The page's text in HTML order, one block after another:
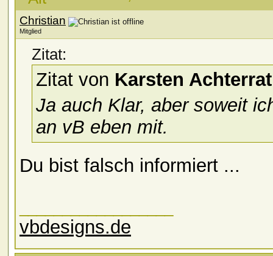
Christian
Mitglied
Zitat:
Zitat von Karsten
Ja auch Klar, aber soweit
an vB eben mit.
Du bist falsch informiert ...
vbdesigns.de